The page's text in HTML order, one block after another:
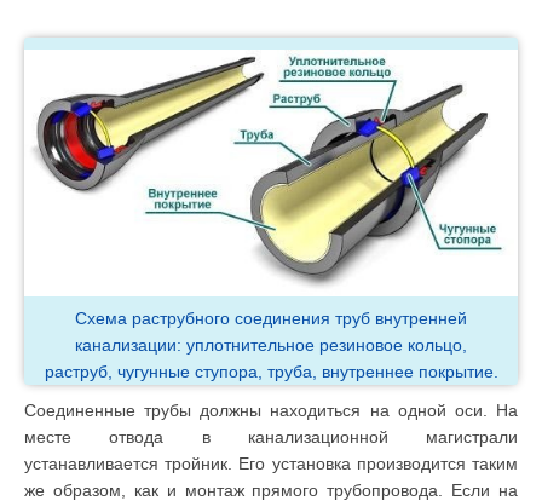
Схема раструбного соединения труб внутренней
канализации: уплотнительное резиновое кольцо,
раструб, чугунные ступора, труба, внутреннее покрытие.
Соединенные трубы должны находиться на одной оси. На
месте отвода в канализационной магистрали
устанавливается тройник. Его установка производится таким
же образом, как и монтаж прямого трубопровода. Если на